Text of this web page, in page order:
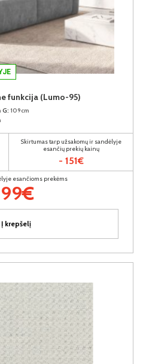
funkcija (Lumo-95)
G: 109cm
Skirtumas tarp užsakomų ir sandėlyje
esančių prekių kainų
- 151€
esančioms prekėms
Į krepšelį